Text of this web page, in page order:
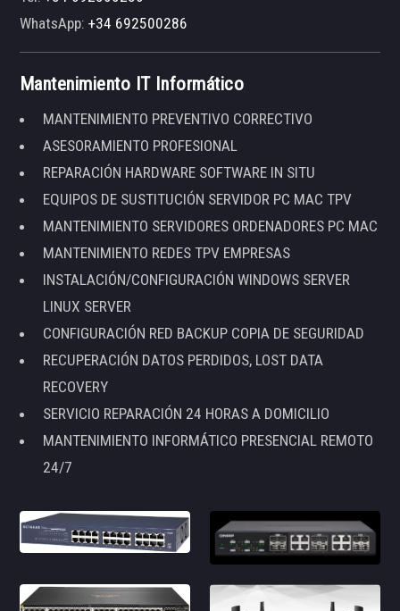
WhatsApp:+34 692500286
Mantenimiento IT Informático
MANTENIMIENTO PREVENTIVO CORRECTIVO
ASESORAMIENTO PROFESIONAL
REPARACIÓN HARDWARE SOFTWARE IN SITU
EQUIPOS DE SUSTITUCIÓN SERVIDOR PC MAC TPV
MANTENIMIENTO SERVIDORES ORDENADORES PC MAC
MANTENIMIENTO REDES TPV EMPRESAS
INSTALACIÓN/CONFIGURACIÓN WINDOWS SERVER
LINUX SERVER
CONFIGURACIÓN RED BACKUP COPIA DE SEGURIDAD
RECUPERACIÓN DATOS PERDIDOS, LOST DATA
RECOVERY
SERVICIO REPARACIÓN 24 HORAS A DOMICILIO
MANTENIMIENTO INFORMÁTICO PRESENCIAL REMOTO
24/7